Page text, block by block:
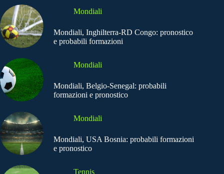
Mondiali
Mondiali, Inghilterra-RD Congo: pronostico
e probabili formazioni
Mondiali
Mondiali, Belgio-Senegal: probabili
formazioni e pronostico
Mondiali
Mondiali, USA Bosnia: probabili formazioni
e pronostico
Tennis